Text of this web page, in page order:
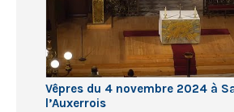
Vêpres du 4 novembre 2024 à
l’Auxerrois